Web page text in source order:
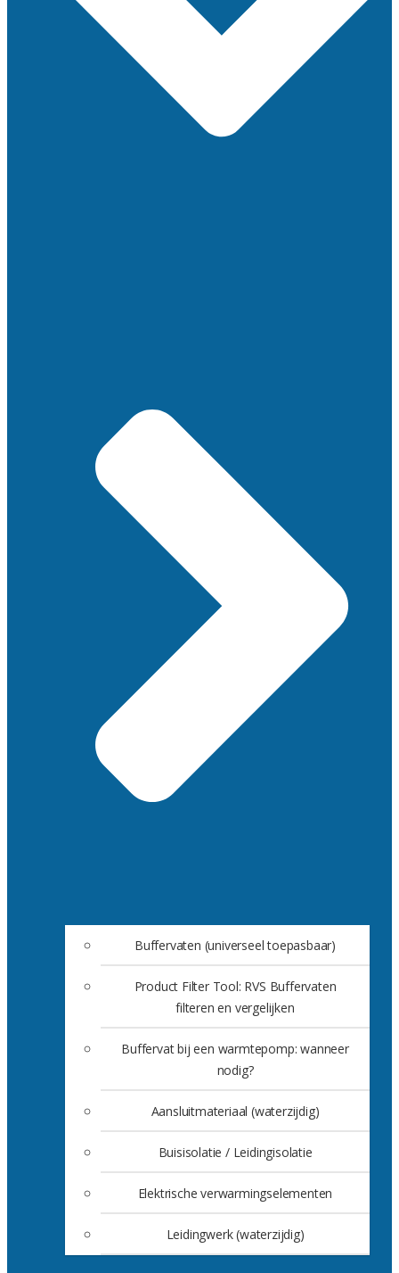
Buffervaten (universeel toepasbaar)
Product Filter Tool: RVS Buffervaten
filteren en vergelijken
Buffervat bij een warmtepomp: wanneer
nodig?
Aansluitmateriaal (waterzijdig)
Buisisolatie / Leidingisolatie
Elektrische verwarmingselementen
Leidingwerk (waterzijdig)